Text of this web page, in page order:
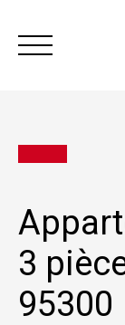
Achat
3
95300